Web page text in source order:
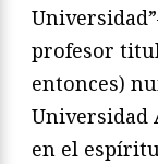
profesor
entonces)
Universidad
en el